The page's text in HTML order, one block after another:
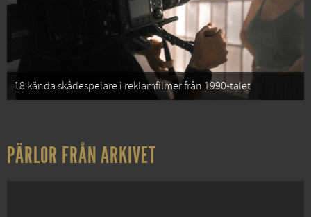
18 kända skådespelare i reklamfilmer från 1990-talet
PÄRLOR FRÅN ARKIVET